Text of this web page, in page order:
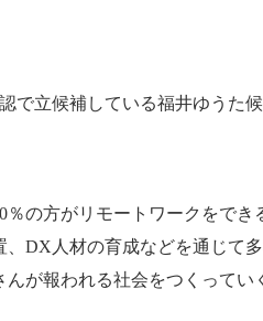
立候補している福井ゆうた
の方がリモートワークをで
DX人材の育成などを通じて
が報われる社会をつくって